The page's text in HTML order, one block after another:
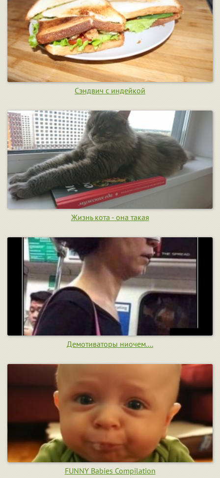
Сэндвич с индейкой
Жизнь кота - она такая
Демотиваторы ниочем....
FUNNY Babies Compilation